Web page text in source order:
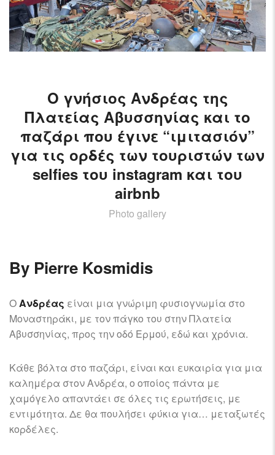
AIRCRAFT,
SUBMARINES
AND
VEHICLES,
INTERVIEWS
AND
FIRST-
HAND
ACCOUNTS
–
ENJOY!
Ο γνήσιος Ανδρέας της
Πλατείας Αβυσσηνίας και το
παζάρι που έγινε “ιμιτασιόν”
για τις ορδές των τουριστών των
selfies του instagram και του
airbnb
Photo gallery
By Pierre Kosmidis
ΟΑνδρέας είναι μια γνώριμη φυσιογνωμία στο
Μοναστηράκι, με τον πάγκο του στην Πλατεία
Αβυσσηνίας, προς την οδό Ερμού, εδώ και χρόνια.
Κάθε βόλτα στο παζάρι, είναι και ευκαιρία για μια
καλημέρα στον Ανδρέα, ο οποίος πάντα με
χαμόγελο απαντάει σε όλες τις ερωτήσεις, με
εντιμότητα. Δε θα πουλήσει φύκια για… μεταξωτές
κορδέλες.